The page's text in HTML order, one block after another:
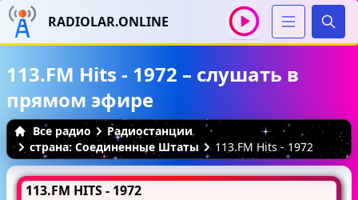
RADIOLAR.ONLINE
113.FM Hits - 1972 – слушать в
прямом эфире
Все радио
Радиостанции
страна: Соединенные Штаты
113.FM Hits - 1972
113.FM HITS - 1972